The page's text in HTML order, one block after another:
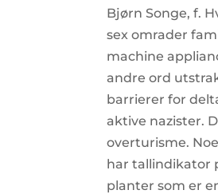
Bjørn Songe, f.
sex omrader
machine
andre ord
barrierer for
aktive nazister.
overturisme.
har tallindikator
planter som er